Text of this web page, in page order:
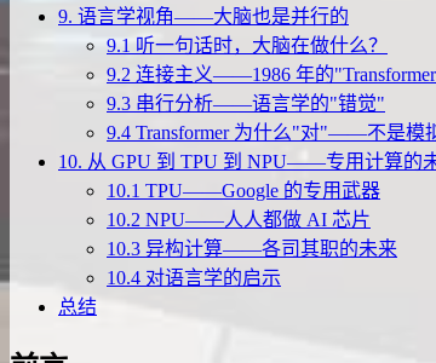
9. 语言学视角——大脑也是并行的
9.1 听一句话时，大脑在做什么？
9.2 连接主义——1986 年的
9.3 串行分析——语言学的"错觉"
9.4 Transformer 为什么"对"——不是模
10. 从 GPU 到 TPU 到 NPU——专用计算的
10.1 TPU——Google 的专用武器
10.2 NPU——人人都做 AI 芯片
10.3 异构计算——各司其职的未来
10.4 对语言学的启示
总结